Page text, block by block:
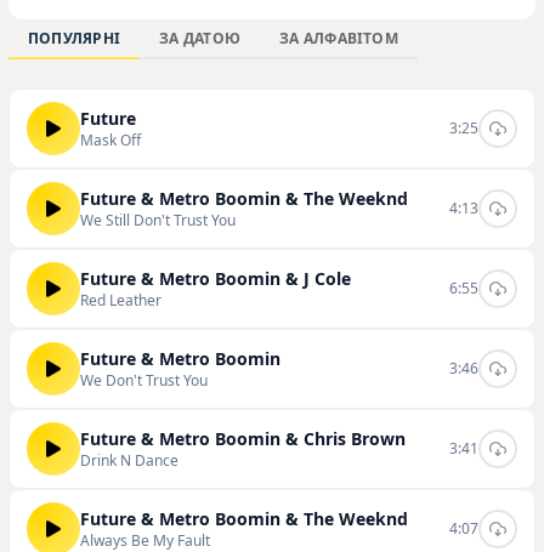
виділити «Mask Off», «We Still Don't Trust You» та «Red
Leather», які демонструють характерні риси його
широку аудиторію, що цінує сучасні міські жанри та
специфічну подачу матеріалу. Ви можете детально
ознайомитися з творчим доробком виконавця, а
також слухати та скачувати треки на нашому сайті.
ПОПУЛЯРНІ ЗА ДАТОЮ ЗА АЛФАВІТОМ
Future
Mask Off
3:25
Future & Metro Boomin & The Weeknd
We Still Don't Trust You
4:13
Future & Metro Boomin & J Cole
Red Leather
6:55
Future & Metro Boomin
We Don't Trust You
3:46
Future & Metro Boomin & Chris Brown
Drink N Dance
3:41
Future & Metro Boomin & The Weeknd
Always Be My Fault
4:07